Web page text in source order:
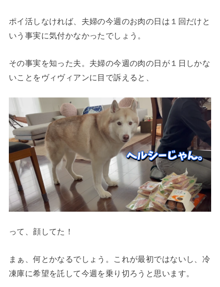
ポイ活しなければ、夫婦の今週のお肉の日は１回だけと
いう事実に気付かなかったでしょう。
その事実を知った夫。夫婦の今週の肉の日が１日しかな
いことをヴィヴィアンに目で訴えると、
って、顔してた！
まぁ、何とかなるでしょう。これが最初ではないし、冷
凍庫に希望を託して今週を乗り切ろうと思います。